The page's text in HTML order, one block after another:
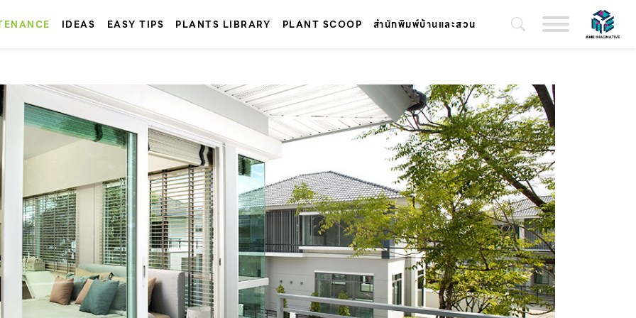
IDEAS EASY TIPS PLANTS LIBRARY PLANT SCOOP สำนักพิมพ์บ้านและสวน